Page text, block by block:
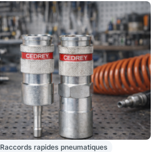
Raccords rapides pneumatiques